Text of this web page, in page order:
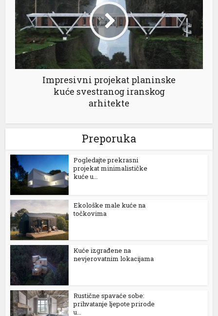
Impresivni projekat planinske
kuće svestranog iranskog
arhitekte
Preporuka
Pogledajte prekrasni
projekat minimalističke
kuće u...
Ekološke male kuće na
točkovima
Kuće izgrađene na
nevjerovatnim lokacijama
Rustične spavaće sobe:
prihvatanje ljepote prirode
u...